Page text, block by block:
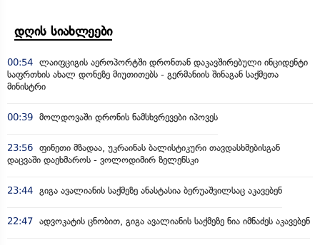
დღის სიახლეები
00:54 ლაიფციგის აეროპორტში დრონთან დაკავშირებული ინციდენტი
საფრთხის ახალ დონეზე მიუთითებს - გერმანიის შინაგან საქმეთა
მინისტრი
00:39 მოლდოვაში დრონის ნამსხვრევები იპოვეს
23:56 ფინეთი მზადაა, უკრაინას ბალისტიკური თავდასხმებისგან
დაცვაში დაეხმაროს - ვოლოდიმირ ზელენსკი
23:44 გიგა ავალიანის საქმეზე ანასტასია ბერუაშვილსაც აკავებენ
22:47 ადვოკატის ცნობით, გიგა ავალიანის საქმეზე ნია იმნაძეს აკავებენ